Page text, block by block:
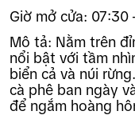
Giờ mở cửa: 07:30
Mô tả: Nằm trên
nổi bật với tầm
biển cả và núi
cà phê ban ngày
để ngắm hoàng